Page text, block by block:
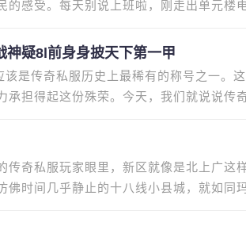
的感受。每天别说上班啦，刚走出单元
神疑8l前身身披天下第一甲
该是传奇私服历史上最稀有的称号之一。
承担得起这份殊荣。今天，我们就说说传
传奇私服玩家眼里，新区就像是北上广
佛时间几乎静止的十八线小县城，就如